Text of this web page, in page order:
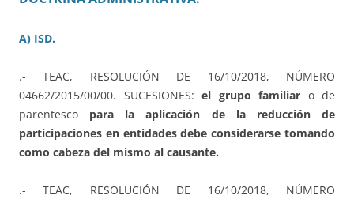
A) ISD.
.- TEAC, RESOLUCIÓN DE 16/10/2018, NÚMERO
04662/2015/00/00. SUCESIONES: el grupo familiar o de
parentesco para la aplicación de la reducción de
participaciones en entidades debe considerarse tomando
como cabeza del mismo al causante.
.- TEAC, RESOLUCIÓN DE 16/10/2018, NÚMERO